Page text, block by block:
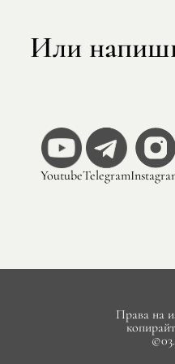
Или
YoutubeTelegram
Права на